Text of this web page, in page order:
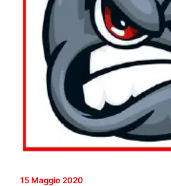
15 Maggio 2020